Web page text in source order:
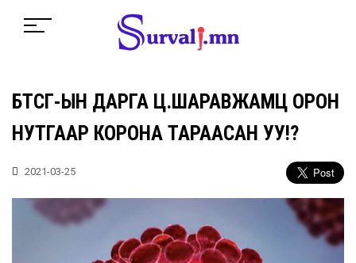
БТСГ-ЫН ДАРГА Ц.ШАРАВЖАМЦ ОРОН
НУТГААР КОРОНА ТАРААСАН УУ!?
2021-03-25